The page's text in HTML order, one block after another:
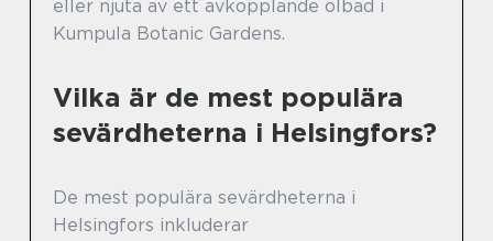
eller njuta av ett avkopplande ölbad i
Kumpula Botanic Gardens.
Vilka är de mest populära
sevärdheterna i Helsingfors?
De mest populära sevärdheterna i
Helsingfors inkluderar